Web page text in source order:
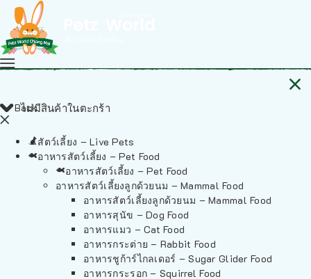
ไม่มีสินค้าในตะกร้า
Back
สัตว์เลี้ยง – Live Pets
อาหารสัตว์เลี้ยง – Pet Food
อาหารสัตว์เลี้ยง – Pet Food
อาหารสัตว์เลี้ยงลูกด้วยนม – Mammal Food
อาหารสัตว์เลี้ยงลูกด้วยนม – Mammal Food
อาหารสุนัข – Dog Food
อาหารแมว – Cat Food
อาหารกระต่าย – Rabbit Food
อาหารชูก้าร์ไกลเดอร์ – Sugar Glider Food
อาหารกระรอก – Squirrel Food